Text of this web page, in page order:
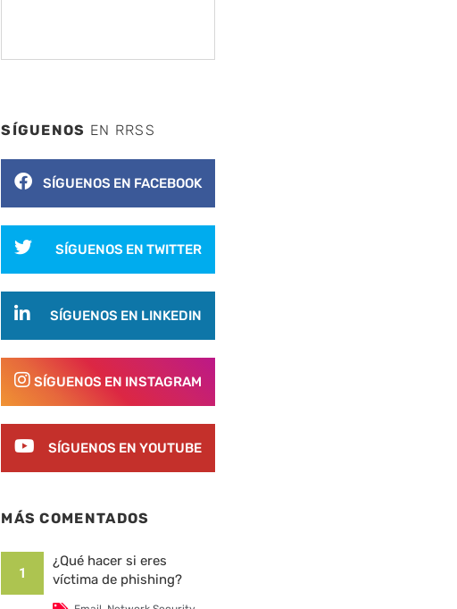
SÍGUENOS EN RRSS
SÍGUENOS EN FACEBOOK
SÍGUENOS EN TWITTER
SÍGUENOS EN LINKEDIN
SÍGUENOS EN INSTAGRAM
SÍGUENOS EN YOUTUBE
MÁS COMENTADOS
1
¿Qué hacer si eres
víctima de phishing?